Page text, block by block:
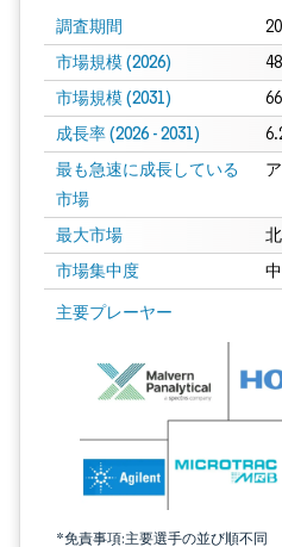
調査期間
市場規模 (2026)
市場規模 (2031)
成長率 (2026 - 2031)
最も急速に成長している
市場
最大市場
市場集中度 中
主要プレーヤー
*免責事項:主要選手の並び順不同
画像 © Mordor Intelligence。再利用